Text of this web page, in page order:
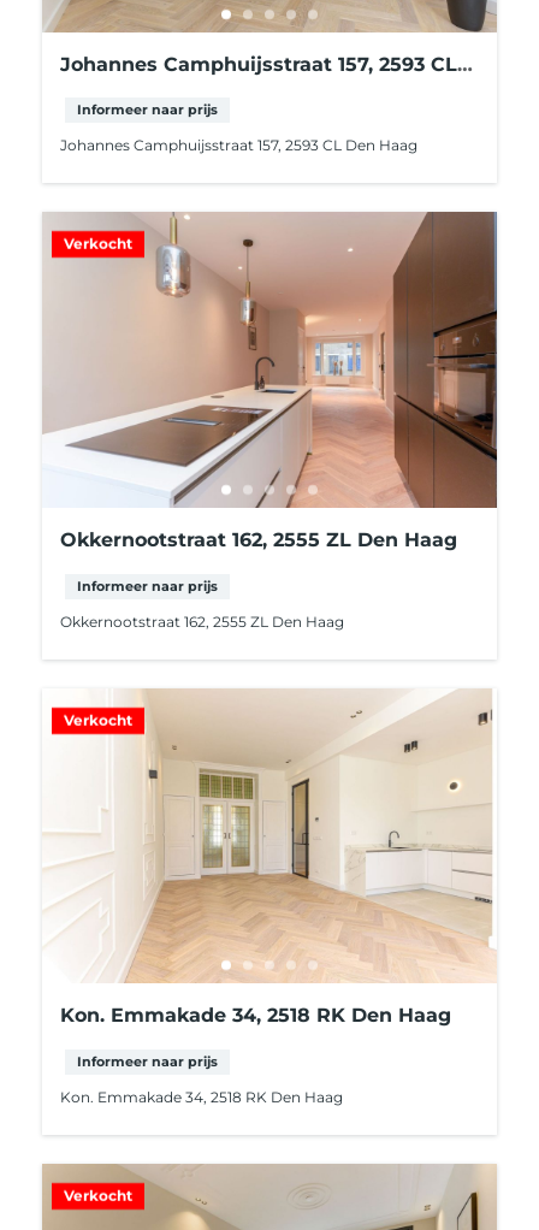
Johannes Camphuijsstraat 157, 2593 CL
Informeer naar prijs
Johannes Camphuijsstraat 157, 2593 CL Den Haag
Verkocht
Okkernootstraat 162, 2555 ZL Den Haag
Informeer naar prijs
Okkernootstraat 162, 2555 ZL Den Haag
Verkocht
Kon. Emmakade 34, 2518 RK Den Haag
Informeer naar prijs
Kon. Emmakade 34, 2518 RK Den Haag
Verkocht